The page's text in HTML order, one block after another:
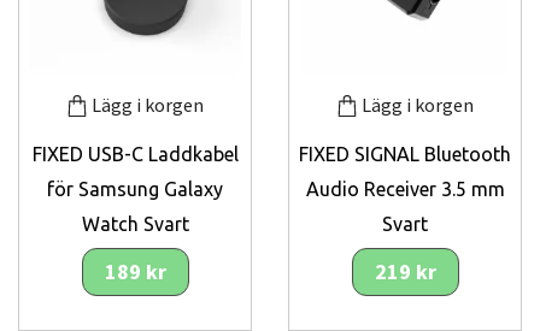
Lägg i korgen
FIXED USB-C Laddkabel
för Samsung Galaxy
Watch Svart
189 kr
Lägg i korgen
FIXED SIGNAL Bluetooth
Audio Receiver 3.5 mm
Svart
219 kr